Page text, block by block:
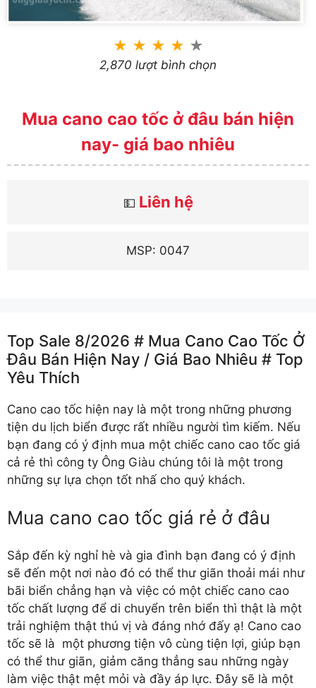
★ ★ ★ ★ ★
2,870 lượt bình chọn
Mua cano cao tốc ở đâu bán hiện
nay- giá bao nhiêu
💵 Liên hệ
MSP: 0047
Top Sale 8/2026 # Mua Cano Cao Tốc Ở
Đâu Bán Hiện Nay /️ Giá Bao Nhiêu # Top
Yêu Thích
Cano cao tốc hiện nay là một trong những phương
tiện du lịch biển được rất nhiều người tìm kiếm. Nếu
bạn đang có ý định mua một chiếc cano cao tốc giá
cả rẻ thì công ty Ông Giàu chúng tôi là một trong
những sự lựa chọn tốt nhấ cho quý khách.
Mua cano cao tốc giá rẻ ở đâu
Sắp đến kỳ nghỉ hè và gia đình bạn đang có ý định
sẽ đến một nơi nào đó có thể thư giãn thoải mái như
bãi biển chẳng hạn và việc có một chiếc cano cao
tốc chất lượng để di chuyển trên biển thì thật là một
trải nghiệm thật thú vị và đáng nhớ đấy ạ! Cano cao
tốc sẽ là một phương tiện vô cùng tiện lợi, giúp bạn
có thể thư giãn, giảm căng thẳng sau những ngày
làm việc thật mệt mỏi và đầy áp lực. Đây sẽ là một